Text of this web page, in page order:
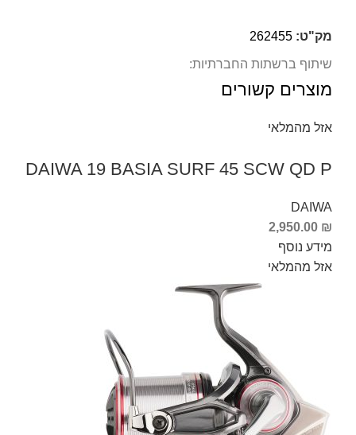
מק"ט: 262455
שיתוף ברשתות החברתיות:
מוצרים קשורים
אזל מהמלאי
DAIWA 19 BASIA SURF 45 SCW QD P
DAIWA
2,950.00 ₪
מידע נוסף
אזל מהמלאי